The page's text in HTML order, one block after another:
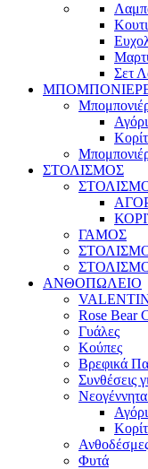
Σετ
Αγόρι
ΣΤΟΛΙΣΜΟΣ
ΓΑΜΟΣ
ΑΝΘΟΠΩΛΕΙΟ
Rose Bear
Γυάλες
Κούπες
Βρεφικά
Συνθέσεις
Αγόρι
Φυτά